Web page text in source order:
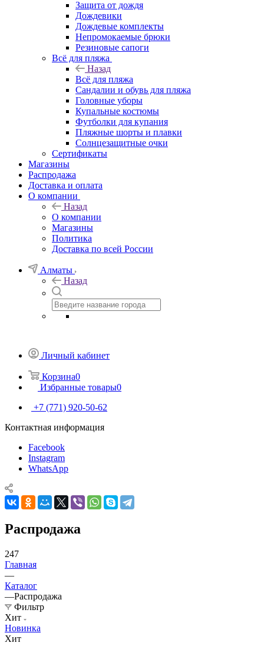
Защита от дождя
Дождевики
Дождевые комплекты
Непромокаемые брюки
Резиновые сапоги
Всё для пляжа
Назад
Всё для пляжа
Сандалии и обувь для пляжа
Головные уборы
Купальные костюмы
Футболки для купания
Пляжные шорты и плавки
Солнцезащитные очки
Сертификаты
Магазины
Распродажа
Доставка и оплата
О компании
Назад
О компании
Магазины
Политика
Доставка по всей России
Алматы
Назад
Личный кабинет
Корзина0
Избранные товары0
+7 (771) 920-50-62
Контактная информация
Facebook
Instagram
WhatsApp
Распродажа
247
Главная
—
Каталог
—Распродажа
Фильтр
Хит
Новинка
Хит